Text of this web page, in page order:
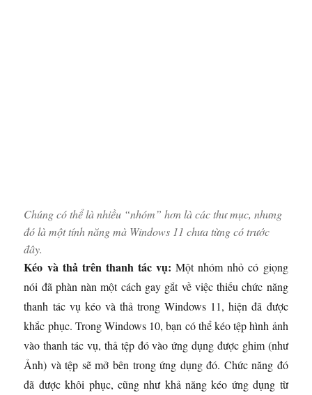
Chúng có thể là nhiều “nhóm” hơn là các thư mục, nhưng
đó là một tính năng mà Windows 11 chưa từng có trước
đây.
Kéo và thả trên thanh tác vụ: Một nhóm nhỏ có giọng
nói đã phàn nàn một cách gay gắt về việc thiếu chức năng
thanh tác vụ kéo và thả trong Windows 11, hiện đã được
khắc phục. Trong Windows 10, bạn có thể kéo tệp hình ảnh
vào thanh tác vụ, thả tệp đó vào ứng dụng được ghim (như
Ảnh) và tệp sẽ mở bên trong ứng dụng đó. Chức năng đó
đã được khôi phục, cũng như khả năng kéo ứng dụng từ